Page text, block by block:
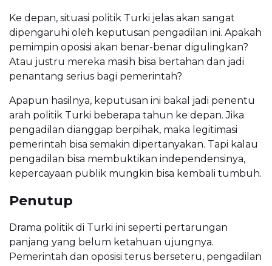
Ke depan, situasi politik Turki jelas akan sangat
dipengaruhi oleh keputusan pengadilan ini. Apakah
pemimpin oposisi akan benar-benar digulingkan?
Atau justru mereka masih bisa bertahan dan jadi
penantang serius bagi pemerintah?
Apapun hasilnya, keputusan ini bakal jadi penentu
arah politik Turki beberapa tahun ke depan. Jika
pengadilan dianggap berpihak, maka legitimasi
pemerintah bisa semakin dipertanyakan. Tapi kalau
pengadilan bisa membuktikan independensinya,
kepercayaan publik mungkin bisa kembali tumbuh.
Penutup
Drama politik di Turki ini seperti pertarungan
panjang yang belum ketahuan ujungnya.
Pemerintah dan oposisi terus berseteru, pengadilan